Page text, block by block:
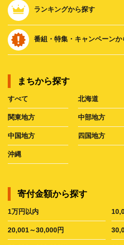
ランキングから探す
番組・特集・キャンペーンか
まちから探す
すべて 北海道
関東地方 中部地方
中国地方 四国地方
沖縄
寄付金額から探す
1万円以内
20,001～30,000円